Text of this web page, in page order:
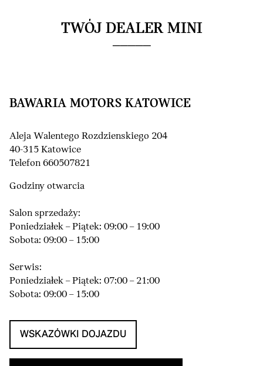
TWÓJ DEALER MINI
BAWARIA MOTORS KATOWICE
Aleja Walentego Rozdzienskiego 204
40-315 Katowice
Telefon 660507821
Godziny otwarcia
Salon sprzedaży:
Poniedziałek – Piątek: 09:00 – 19:00
Sobota: 09:00 – 15:00
Serwis:
Poniedziałek – Piątek: 07:00 – 21:00
Sobota: 09:00 – 15:00
WSKAZÓWKI DOJAZDU